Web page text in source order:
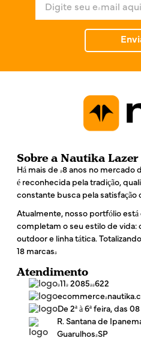
*
Sobre a Nautika Lazer
Há mais de 48 anos no mercado
é reconhecida pela tradição,
constante busca pela satisfação
Atualmente, nosso portfólio está
completam o seu estilo de vida:
outdoor e linha tática.
18 marcas!
Atendimento
(11) 2085-4622
De 2ª à 6ª feira, das 08
R. Santana de
Guarulhos/SP